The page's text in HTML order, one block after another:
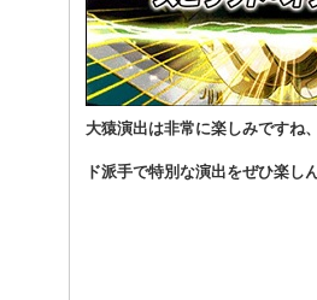
大猿演出は非常に楽しみですね
ド派手で特別な演出をぜひ楽し